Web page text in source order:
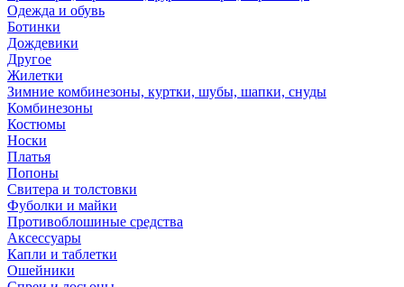
Одежда и обувь
Ботинки
Дождевики
Другое
Жилетки
Зимние комбинезоны, куртки, шубы, шапки, снуды
Комбинезоны
Костюмы
Носки
Платья
Попоны
Свитера и толстовки
Фуболки и майки
Противоблошиные средства
Аксессуары
Капли и таблетки
Ошейники